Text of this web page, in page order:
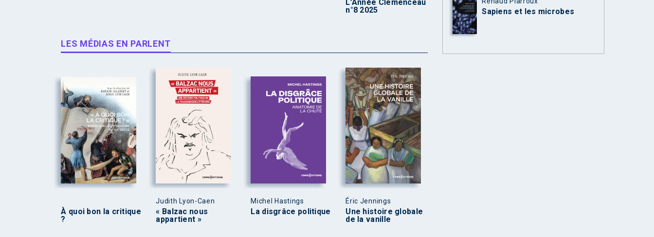
L’Année Clemenceau
n°8 2025
LES MÉDIAS EN PARLENT
À quoi bon la critique
?
Judith Lyon-Caen
« Balzac nous
appartient »
Michel Hastings
La disgrâce politique
Éric Jennings
Une histoire globale
de la vanille
Sapiens et les microbes